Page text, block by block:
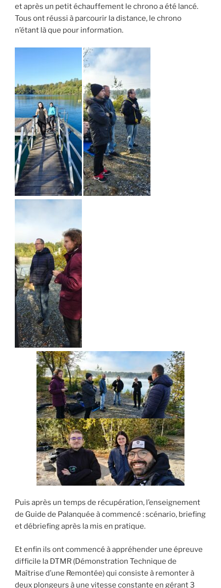
et après un petit échauffement le chrono a été lancé.
Tous ont réussi à parcourir la distance, le chrono
n’étant là que pour information.
Puis après un temps de récupération, l’enseignement
de Guide de Palanquée à commencé : scénario, briefing
et débriefing après la mis en pratique.
Et enfin ils ont commencé à appréhender une épreuve
difficile la DTMR (Démonstration Technique de
Maîtrise d’une Remontée) qui consiste à remonter à
deux plongeurs à une vitesse constante en gérant 3